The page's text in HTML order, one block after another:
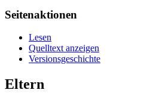
Seitenaktionen
Lesen
Quelltext anzeigen
Versionsgeschichte
Eltern